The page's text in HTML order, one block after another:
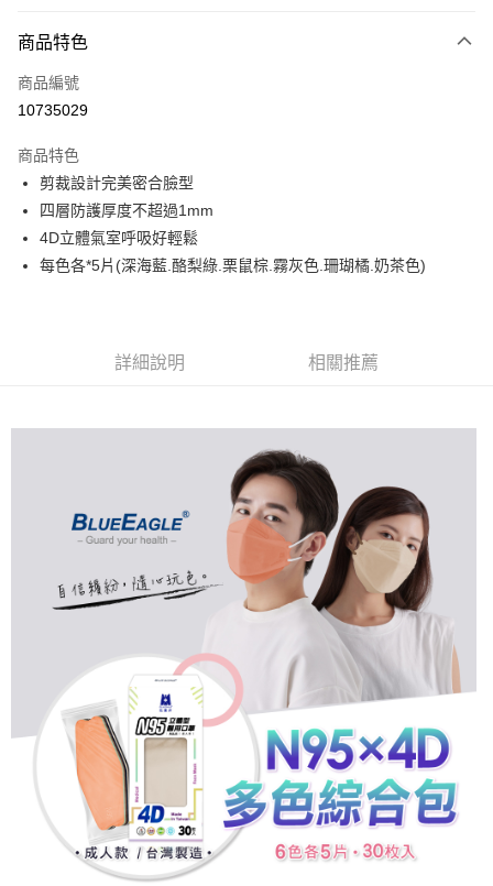
信用卡一次付款
LINE Pay
街口支付
悠遊付
Google Pay
2.付款方式選擇「大哥付你分期」，訂單成立後會自動跳轉到大哥付的交易
流程，驗證手機門號後，選擇欲分期的期數、繳款截止日，確認付款後即完
3.實際核准額度、可分期數及費用金額請依後續交易確認頁面所載為準。
4.訂單成立30分鐘內，如未前往確認交易或遇審核未通過，訂單將自動取
消。如遇「轉專審核」未通過狀況，表示未達大哥付你分期系統評分，恕無
法說明評估內容。
1.分期款項不併入電信帳單，「大哥付你分期」於每月結算日後寄送繳費提
醒簡訊。
2.透過簡訊連結打開帳單後，可選擇「超商條碼／台灣大直營門市／銀行轉
帳／街口支付／iPASS MONEY」等通路繳費。
【注意事項】
1.本服務係由「台灣大哥大股份有限公司」（以下簡稱本公司）所提供，讓
用戶於交易時，得透過本服務購買商品或服務，並由商店將買賣／分期付款
買賣價金債權讓與本公司後，依約使用本公司帳單繳交帳款。
2.基於同意付款使用「大哥付你分期」之契約關係目的，商店將以您的個人
資料（包含姓名、電話或地址）提供予台灣大哥大進項蒐集、處理及利用，
由本公司與您本人進行分期帳單所需資料之確認、核對及更正。
3.完整用戶服務條款，請詳閱以下連結：
https://oppay.tw/userRule
AFTEE先享後付是「在收到商品之後才付款」的支付方式。 讓您購物簡單
１．簡單：不需註冊會員、不需綁卡、不需儲值。
２．便利：只要手機號碼，簡訊認證，即可結帳。
３．安心：先確認商品／服務後，再付款。
【「AFTEE先享後付」結帳流程】
１．於結帳方式選擇「AFTEE先享後付」後，將跳轉至「AFTEE先享後付」
結帳頁面，進行簡訊認證並確認金額後，即可完成結帳。
２．訂單成立數日內，您將收到繳費通知簡訊。
３．收到繳費通知簡訊後14天內，點擊此簡訊中的連結，可透過四大超商／
ATM／網路銀行／等多元方式進行付款，方視為交易完成。
※ 請注意：結帳手續完成當下不需立刻繳費，但若您需要取消訂單，請聯絡
購買商品的店家。未經商家同意取消之訂單仍視為有效，需透過AFTEE先享
後付繳納相關費用。
※ 交易是否成功請以「AFTEE先享後付 」之結帳頁面顯示為準，若有關於
是否繳費成功／繳費後需取消欲退款等相關疑問，請聯繫「AFTEE先享後付
客戶支援中心」https://netprotections.freshdesk.com/support/home
【注意事項】
１．透過由恩沛科技股份有限公司提供之「AFTEE先享後付」服務完成之交
運送方式
免運費
商品特色
商品編號
10735029
商品特色
剪裁設計完美密合臉型
四層防護厚度不超過1mm
4D立體氣室呼吸好輕鬆
每色各*5片(深海藍.酪梨綠.栗鼠棕.霧灰色.珊瑚橘.奶茶色)
詳細說明 相關推薦